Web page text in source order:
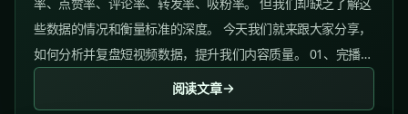
些数据的情况和衡量标准的深度。 今天我们就来跟大家分享，
如何分析并复盘短视频数据，提升我们内容质量。 01、完播率
完播率是指视频的播放完成率，即观众能够完整看完视频的人
数比重。...
阅读文章